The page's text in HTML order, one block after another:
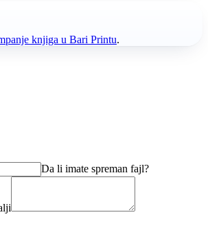
knjiga u Bari Printu.
Da li imate spreman fajl?